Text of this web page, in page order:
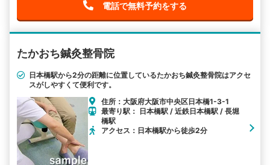
電話で無料予約をする
たかおち鍼灸整骨院
日本橋駅から2分の距離に位置しているたかおち鍼灸整骨院はアクセ
スがしやすくて便利です。
住所：大阪府大阪市中央区日本橋1-3-1
最寄り駅： 日本橋駅 / 近鉄日本橋駅 / 長堀
橋駅
アクセス：日本橋駅から徒歩2分